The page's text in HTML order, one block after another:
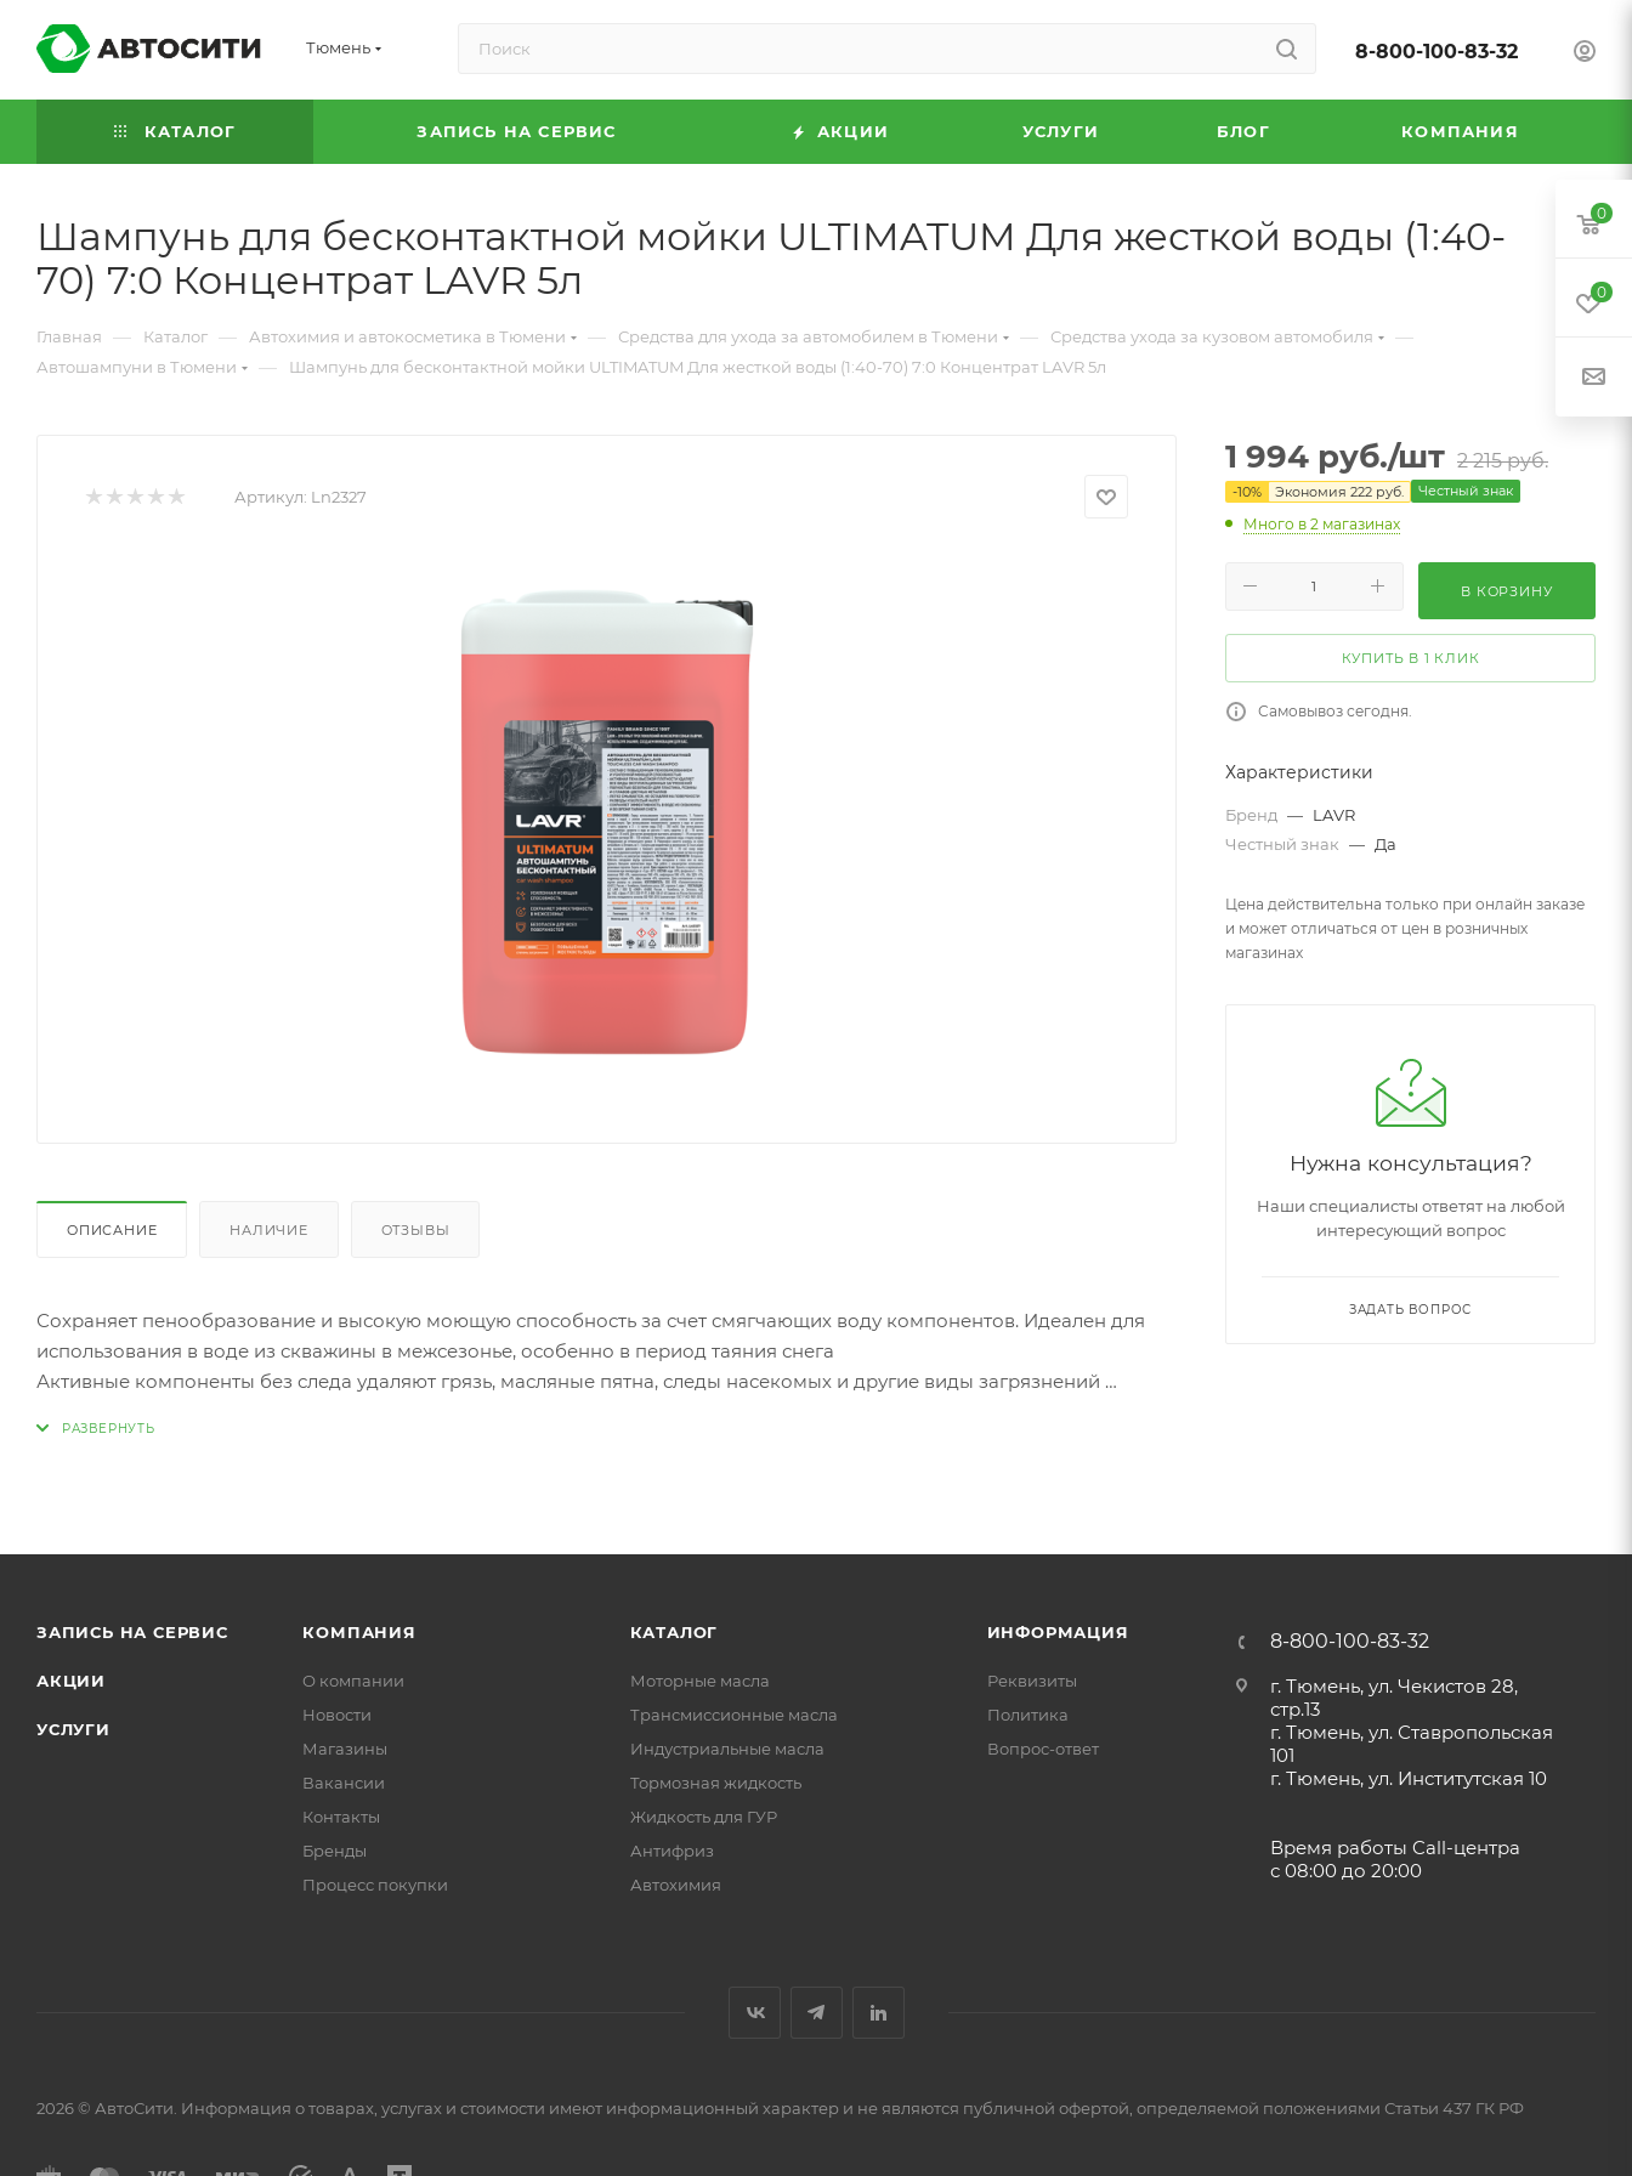
Тюмень 8-800-100-83-32
КАТАЛОГ ЗАПИСЬ НА СЕРВИС АКЦИИ УСЛУГИ БЛОГ КОМПАНИЯ
Шампунь для бесконтактной мойки ULTIMATUM Для жесткой воды (1:40-
70) 7:0 Концентрат LAVR 5л
Главная — Каталог — Автохимия и автокосметика в Тюмени — Средства для ухода за автомобилем в Тюмени — Средства ухода за кузовом автомобиля —
Автошампуни в Тюмени — Шампунь для бесконтактной мойки ULTIMATUM Для жесткой воды (1:40-70) 7:0 Концентрат LAVR 5л
Артикул: Ln2327
ОПИСАНИЕ НАЛИЧИЕ ОТЗЫВЫ
Сохраняет пенообразование и высокую моющую способность за счет смягчающих воду компонентов. Идеален для
использования в воде из скважины в межсезонье, особенно в период таяния снега
Активные компоненты без следа удаляют грязь, масляные пятна, следы насекомых и другие виды загрязнений
Особенности: для жесткой воды, повышенная пенность, усиленная моющая способность
1 994 руб./шт 2 215руб.
-10% Экономия 222 руб. Честный знак
Много в 2 магазинах
В КОРЗИНУ
КУПИТЬ В 1 КЛИК
Самовывоз сегодня.
Характеристики
Бренд — LAVR
Честный знак — Да
Цена действительна только при онлайн заказе
и может отличаться от цен в розничных
магазинах
Нужна консультация?
Наши специалисты ответят на любой
интересующий вопрос
ЗАДАТЬ ВОПРОС
ЗАПИСЬ НА СЕРВИС
АКЦИИ
УСЛУГИ
КОМПАНИЯ
О компании
Новости
Магазины
Вакансии
Контакты
Бренды
Процесс покупки
КАТАЛОГ
Моторные масла
Трансмиссионные масла
Индустриальные масла
Тормозная жидкость
Жидкость для ГУР
Антифриз
Автохимия
ИНФОРМАЦИЯ
Реквизиты
Политика
Вопрос-ответ
8-800-100-83-32
г. Тюмень, ул. Чекистов 28,
стр.13
г. Тюмень, ул. Ставропольская
101
г. Тюмень, ул. Институтская 10
Время работы Call-центра
с 08:00 до 20:00
2026 © АвтоСити. Информация о товарах, услугах и стоимости имеют информационный характер и не являются публичной офертой, определяемой положениями Статьи 437 ГК РФ
0
0